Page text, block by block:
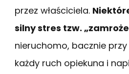
przez właściciela.
silny stres tzw.
nieruchomo, bacznie
każdy ruch opiekuna i